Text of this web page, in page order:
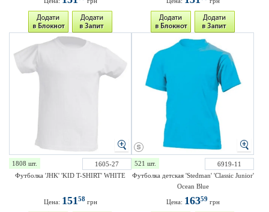
1808 шт.
1605-27
Футболка 'JHK' 'KID T-SHIRT' WHITE
Цена: 15158грн
521 шт.
6919-11
Футболка детская 'Stedman' 'Classic Junior'
Ocean Blue
Цена: 16359 грн